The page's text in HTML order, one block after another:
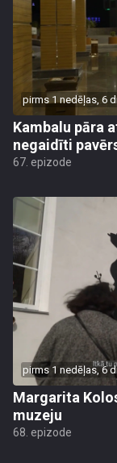
pirms 1 nedēļas, 6
Kambalu pāra
negaidīti
67. epizode
pirms 1 nedēļas, 6
Margarita
muzeju
68. epizode